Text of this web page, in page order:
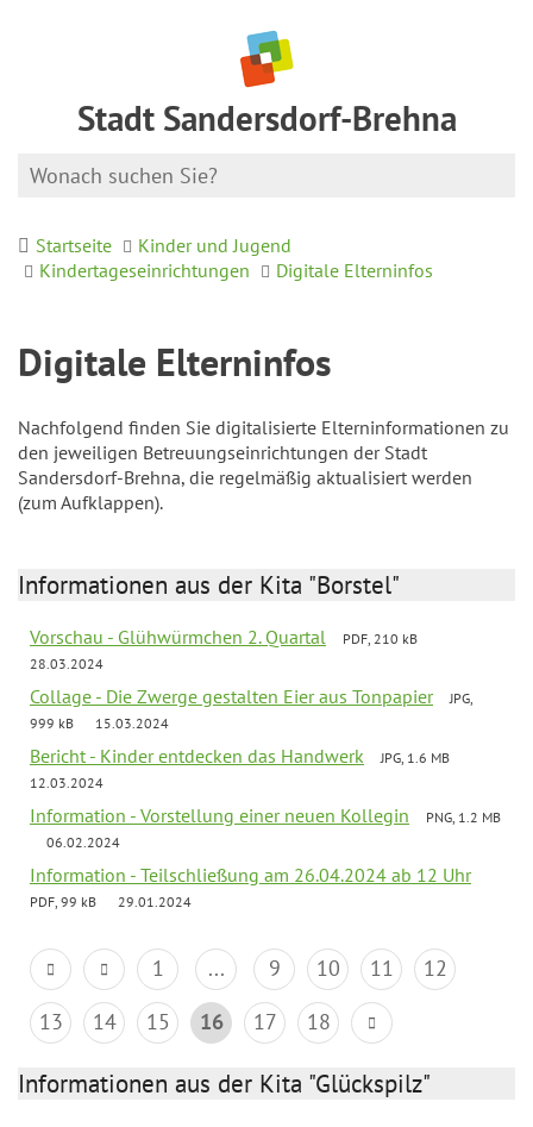
Stadt Sandersdorf-Brehna
Startseite
Kinder und Jugend
Kindertageseinrichtungen
Digitale Elterninfos
Digitale Elterninfos
Nachfolgend finden Sie digitalisierte Elterninformationen zu
den jeweiligen Betreuungseinrichtungen der Stadt
Sandersdorf-Brehna, die regelmäßig aktualisiert werden
(zum Aufklappen).
Informationen aus der Kita "Borstel"
Vorschau - Glühwürmchen 2. Quartal
PDF, 210 kB
28.03.2024
Collage - Die Zwerge gestalten Eier aus Tonpapier
JPG,
999 kB
15.03.2024
Bericht - Kinder entdecken das Handwerk
JPG, 1.6 MB
12.03.2024
Information - Vorstellung einer neuen Kollegin
PNG, 1.2 MB
06.02.2024
Information - Teilschließung am 26.04.2024 ab 12 Uhr
PDF, 99 kB 29.01.2024
1 ... 9 10 11
12
13
14 15 16 17 18
Informationen aus der Kita "Glückspilz"